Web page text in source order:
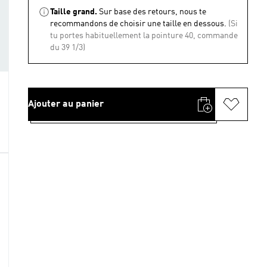
Taille grand. Sur base des retours, nous te
recommandons de choisir une taille en dessous. (Si
tu portes habituellement la pointure 40, commande
du 39 1/3)
Ajouter au panier